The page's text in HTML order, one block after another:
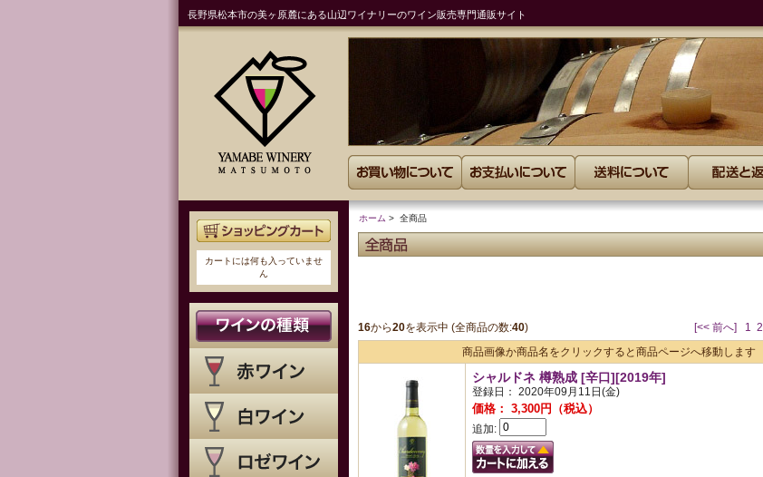
長野県松本市の美ヶ原麓にある山辺ワイナリーのワイン販売専門通販サイト
カートには何も入っていませ
ん
ホーム > 全商品
全商品
16から20を表示中 (全商品の数:40) [<< 前へ] 1 2
商品画像か商品名をクリックすると商品ページへ移動します
シャルドネ 樽熟成 [辛口][2019年]
登録日： 2020年09月11日(金)
価格： 3,300円（税込）
追加: